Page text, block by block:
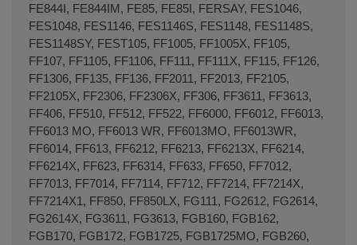
FE844I, FE844IM, FE85, FE85I, FERSAY, FES1046,
FES1048, FES1146, FES1146S, FES1148, FES1148S,
FES1148SY, FEST105, FF1005, FF1005X, FF105,
FF107, FF1105, FF1106, FF111, FF111X, FF115, FF126,
FF1306, FF135, FF136, FF2011, FF2013, FF2105,
FF2105X, FF2306, FF2306X, FF306, FF3611, FF3613,
FF406, FF510, FF512, FF522, FF6000, FF6012, FF6013,
FF6013 MO, FF6013 WR, FF6013MO, FF6013WR,
FF6014, FF613, FF6212, FF6213, FF6213X, FF6214,
FF6214X, FF623, FF6314, FF633, FF650, FF7012,
FF7013, FF7014, FF7114, FF712, FF7214, FF7214X,
FF7214X1, FF850, FF850LX, FG111, FG2612, FG2614,
FG2614X, FG3611, FG3613, FGB160, FGB162,
FGB170, FGB172, FGB1725, FGB1725MO, FGB260,